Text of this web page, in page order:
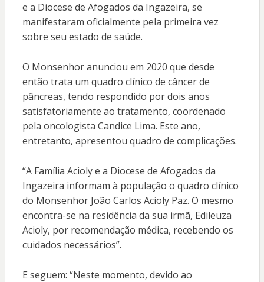
e a Diocese de Afogados da Ingazeira, se
manifestaram oficialmente pela primeira vez
sobre seu estado de saúde.
O Monsenhor anunciou em 2020 que desde
então trata um quadro clínico de câncer de
pâncreas, tendo respondido por dois anos
satisfatoriamente ao tratamento, coordenado
pela oncologista Candice Lima. Este ano,
entretanto, apresentou quadro de complicações.
“A Família Acioly e a Diocese de Afogados da
Ingazeira informam à população o quadro clínico
do Monsenhor João Carlos Acioly Paz. O mesmo
encontra-se na residência da sua irmã, Edileuza
Acioly, por recomendação médica, recebendo os
cuidados necessários”.
E seguem: “Neste momento, devido ao